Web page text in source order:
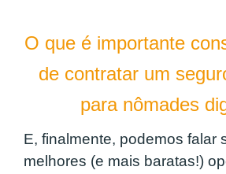
O que é importante
de contratar um
para nômades
E, finalmente, podemos falar
melhores (e mais baratas!)